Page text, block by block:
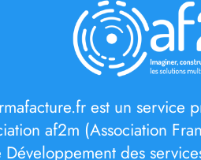
est un service
af2m (Association
Développement des